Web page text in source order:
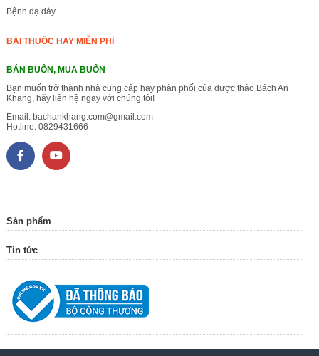
Bệnh dạ dày
BÀI THUỐC HAY MIỄN PHÍ
BÁN BUÔN, MUA BUÔN
Bạn muốn trở thành nhà cung cấp hay phân phối của dược thảo Bách An
Khang, hãy liên hệ ngay với chúng tôi!
Email: bachankhang.com@gmail.com
Hotline: 0829431666
Sản phẩm
Tin tức